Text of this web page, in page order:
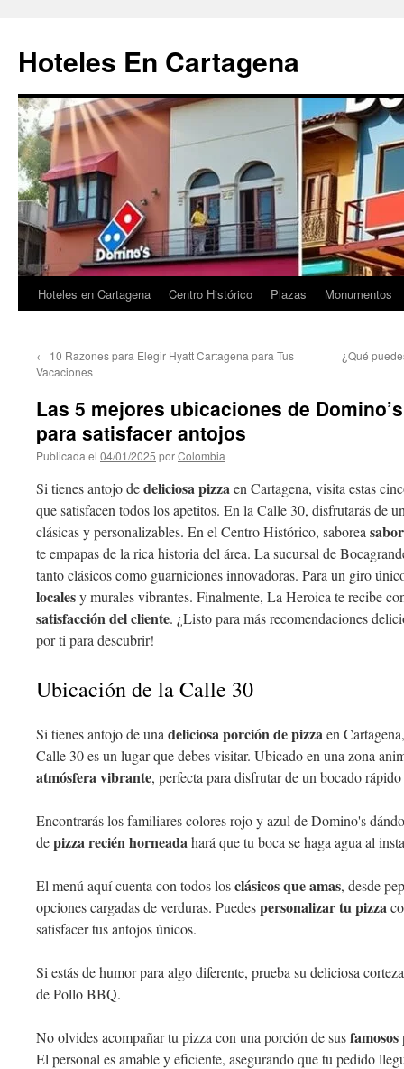
contenido
Hoteles En Cartagena
Hoteles en Cartagena Centro Histórico Plazas Monumentos
← 10 Razones para Elegir Hyatt Cartagena para Tus
Vacaciones
¿Qué
Las 5 mejores ubicaciones de
para satisfacer antojos
Publicada el 04/01/2025 porColombia
Si tienes antojo dedeliciosa pizzaen Cartagena, visita estas
que satisfacen todos los apetitos. En la Calle 30, disfrutarás de
clásicas y personalizables. En el Centro Histórico, saborea
te empapas de la rica historia del área. La sucursal de
tanto clásicos como guarniciones innovadoras. Para un giro
localesy murales vibrantes. Finalmente, La Heroica te recibe
satisfacción del cliente. ¿Listo para más recomendaciones
por ti para descubrir!
Ubicación de la Calle 30
Si tienes antojo de una deliciosa porción de pizzaen
Calle 30 es un lugar que debes visitar. Ubicado en una zona
atmósfera vibrante, perfecta para disfrutar de un bocado
Encontrarás los familiares colores rojo y azul de Domino's
depizza recién horneadahará que tu boca se haga agua al
El menú aquí cuenta con todos losclásicos que amas, desde
opciones cargadas de verduras. Puedespersonalizar tu pizza
satisfacer tus antojos únicos.
Si estás de humor para algo diferente, prueba su deliciosa
de Pollo BBQ.
No olvides acompañar tu pizza con una porción de sus
El personal es amable y eficiente, asegurando que tu pedido